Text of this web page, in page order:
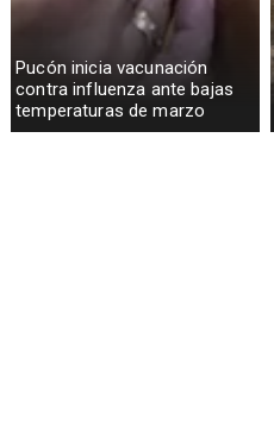
Pucón inicia vacunación
contra influenza ante bajas
temperaturas de marzo